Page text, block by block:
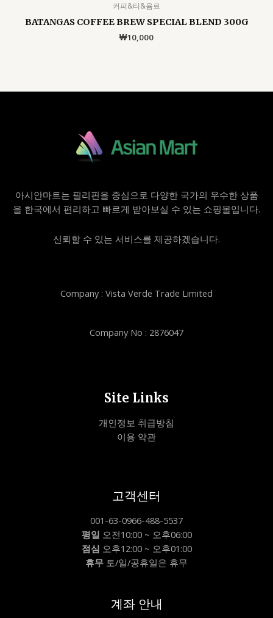
커피&티&음료
BATANGAS COFFEE BREW SPECIAL BLEND 300G
₩10,000
아시안마트는 필리핀을 중심으로 다양한 국가의 우수한 상품
을 한국에서 편리하고 빠르게 받아보실 수 있는 쇼핑몰입니다.
신뢰할 수 있는 서비스를 제공하겠습니다.
Company : Vista Verde Trade Limited
Company No : 2876047
Site Links
개인정보 취급방침
이용 약관
고객센터
001-63-0966-488-5537
평일 오전10:00 ~ 오후06:00
점심 오후12:00 ~ 오후01:00
휴무 토/일/공휴일은 휴무
계좌 안내